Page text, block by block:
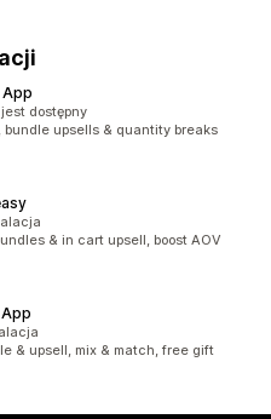
App
dostępny
bundle upsells & quantity breaks
& in cart upsell, boost AOV
& upsell, mix & match, free gift